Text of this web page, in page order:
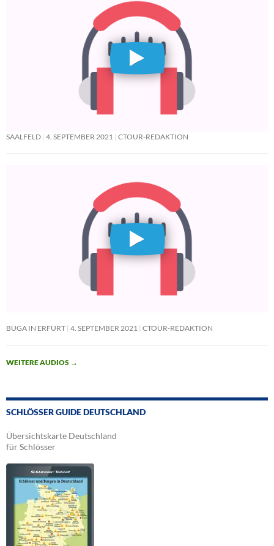
SAALFELD 4. SEPTEMBER 2021 CTOUR-REDAKTION
BUGA IN ERFURT 4. SEPTEMBER 2021 CTOUR-REDAKTION
WEITERE AUDIOS →
SCHLÖSSER GUIDE DEUTSCHLAND
Übersichtskarte Deutschland
für Schlösser